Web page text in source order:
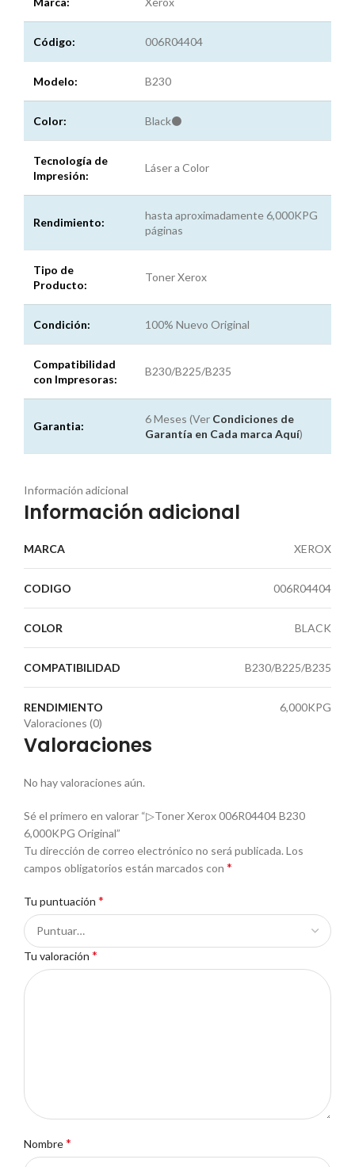
Código: 006R04404
Modelo: B230
Color: Black⚫
Tecnología de
Impresión:
Láser a Color
Rendimiento:
hasta aproximadamente 6,000KPG
páginas
Tipo de
Producto:
Toner Xerox
Condición: 100% Nuevo Original
Compatibilidad
con Impresoras:
B230/B225/B235
Garantia:
6 Meses (Ver Condiciones de
Garantía en Cada marca Aquí)
Información adicional
Información adicional
MARCA XEROX
CODIGO 006R04404
COLOR BLACK
COMPATIBILIDAD B230/B225/B235
RENDIMIENTO
6,000KPG
Valoraciones (0)
Valoraciones
No hay valoraciones aún.
Sé el primero en valorar “▷Toner Xerox 006R04404 B230
6,000KPG Original”
Tu dirección de correo electrónico no será publicada.Los
campos obligatorios están marcados con *
Tu puntuación *
Tu valoración *
Nombre*